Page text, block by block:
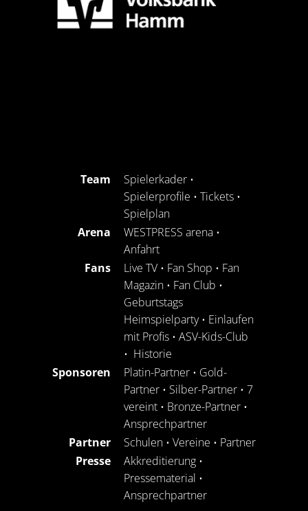
Team Spielerkader •
Spielerprofile • Tickets •
Spielplan
Arena
WESTPRESS arena •
Anfahrt
Fans
Live TV • Fan Shop • Fan
Magazin • Fan Club •
Geburtstags
Heimspielparty• Einlaufen
mit Profis • ASV-Kids-Club
• Historie
Sponsoren
Platin-Partner • Gold-
Partner • Silber-Partner • 7
vereint • Bronze-Partner •
Ansprechpartner
Partner
Schulen • Vereine • Partner
Presse
Akkreditierung •
Pressematerial •
Ansprechpartner